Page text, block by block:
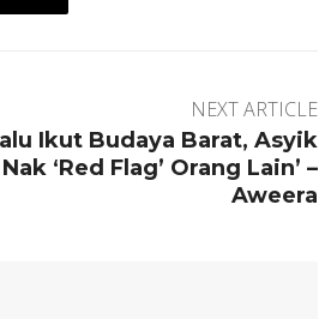
NEXT ARTICLE
Ikut Budaya Barat, Asyik
Nak ‘Red Flag’ Orang Lain’ –
Aweera